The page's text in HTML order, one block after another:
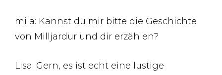
miia: Kannst du mir bitte die Geschichte
von Milljardur und dir erzählen?
Lisa: Gern, es ist echt eine lustige